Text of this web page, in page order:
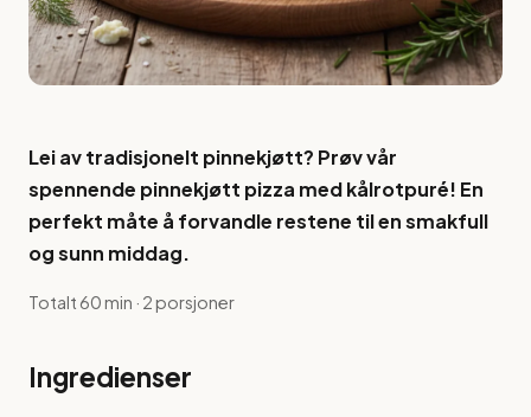
Lei av tradisjonelt pinnekjøtt? Prøv vår
spennende pinnekjøtt pizza med kålrotpuré! En
perfekt måte å forvandle restene til en smakfull
og sunn middag.
Totalt 60 min · 2 porsjoner
Ingredienser